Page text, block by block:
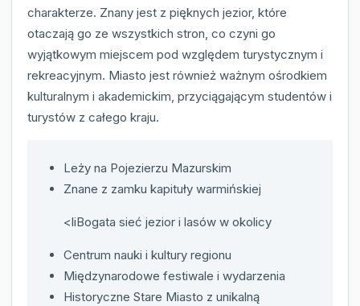
charakterze. Znany jest z pięknych jezior, które
otaczają go ze wszystkich stron, co czyni go
wyjątkowym miejscem pod względem turystycznym i
rekreacyjnym. Miasto jest również ważnym ośrodkiem
kulturalnym i akademickim, przyciągającym studentów i
turystów z całego kraju.
Leży na Pojezierzu Mazurskim
Znane z zamku kapituły warmińskiej
<liBogata sieć jezior i lasów w okolicy
Centrum nauki i kultury regionu
Międzynarodowe festiwale i wydarzenia
Historyczne Stare Miasto z unikalną